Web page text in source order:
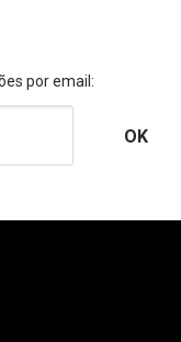
por email: